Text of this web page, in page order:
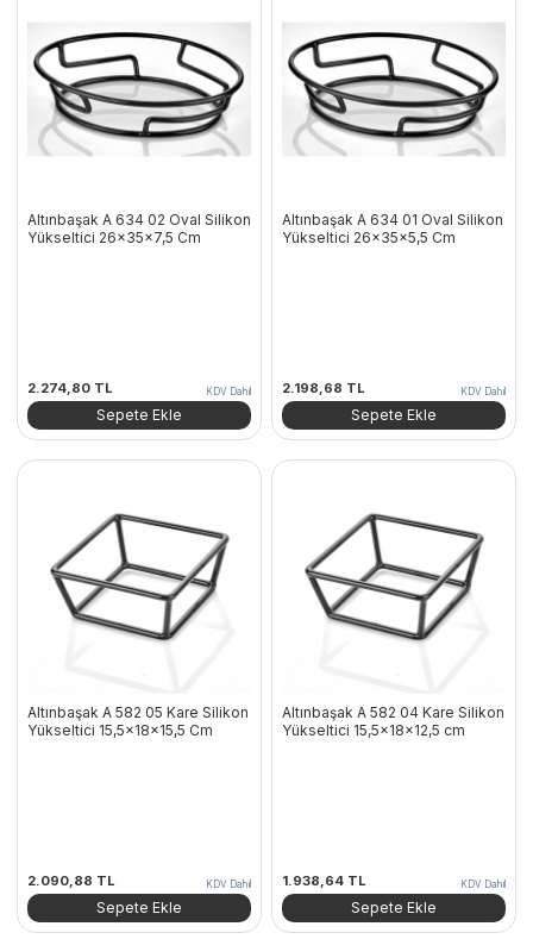
Altınbaşak A 634 02 Oval Silikon
Yükseltici 26x35x7,5 Cm
2.274,80 TL KDV Dahil
Sepete Ekle
Altınbaşak A 634 01 Oval Silikon
Yükseltici 26x35x5,5 Cm
2.198,68 TL KDV Dahil
Sepete Ekle
Altınbaşak A 582 05 Kare Silikon
Yükseltici 15,5x18x15,5 Cm
2.090,88 TL KDV Dahil
Sepete Ekle
Altınbaşak A 582 04 Kare Silikon
Yükseltici 15,5x18x12,5 cm
1.938,64 TL KDV Dahil
Sepete Ekle